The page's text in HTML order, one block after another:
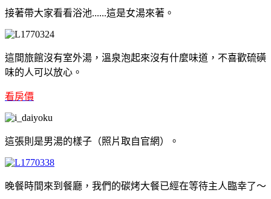
接著帶大家看看浴池......這是女湯來著。
這間旅館沒有室外湯，溫泉泡起來沒有什麼味道，不喜歡硫磺
味的人可以放心。
看房價
這張則是男湯的樣子（照片取自官網）。
晚餐時間來到餐廳，我們的碳烤大餐已經在等待主人臨幸了～